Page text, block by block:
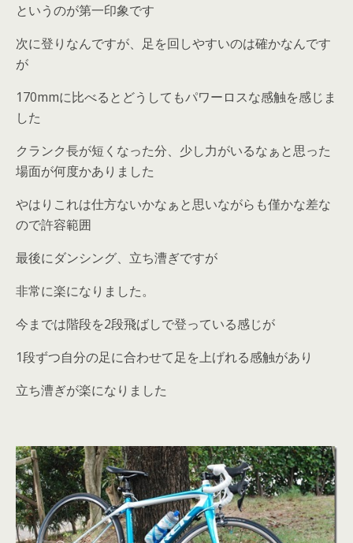
というのが第一印象です
次に登りなんですが、足を回しやすいのは確かなんです
が
170mmに比べるとどうしてもパワーロスな感触を感じま
した
クランク長が短くなった分、少し力がいるなぁと思った
場面が何度かありました
やはりこれは仕方ないかなぁと思いながらも僅かな差な
ので許容範囲
最後にダンシング、立ち漕ぎですが
非常に楽になりました。
今までは階段を2段飛ばしで登っている感じが
1段ずつ自分の足に合わせて足を上げれる感触があり
立ち漕ぎが楽になりました